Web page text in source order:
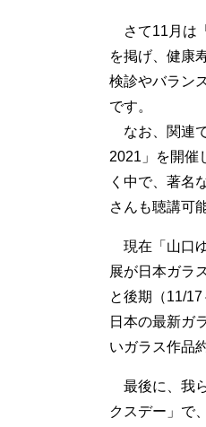
さて11月は
を掲げ、健康
検診やバラン
です。
なお、関連
2021」を開催
く中で、著名
さんも聴講可
現在「山口
展が日本ガラ
と後期（11/
日本の最新ガ
いガラス作品
最後に、我
クスデー」で